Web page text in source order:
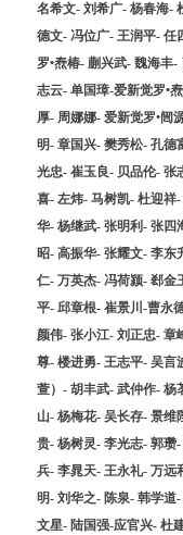
名希文- 刘希广- 杨春海-
德文- 冯位广- 王润平- 任
罗•焘椿- 蒯兴武- 魏海丰
志云- 单国璋-爱新觉罗•
厚- 周娜娜- 爱新觉罗•闿
明- 章国兴- 樊秀松- 孔德
光忠- 崔玉良- 贝品伦- 张
喜- 左炜- 马树凯- 杜迎祥
华- 杨继武- 张明利- 张四
昭- 高振华- 张耀文- 李东
仁- 万英杰- 冯荷颍- 郄金
平- 邱章根- 崔景川-曹永
颜伟- 张小江- 刘正忠- 章
尊- 楼进勇- 王志平- 吴言
萱）- 胡丰武- 武仲作- 杨
山- 杨梅花- 吴长存- 景维
贵- 杨树灵- 李光志- 郭瓒
兵- 李晁天- 王永礼- 万远
明- 刘华之- 陈泉- 韩学道
文星- 陆国强-应官兴- 杜